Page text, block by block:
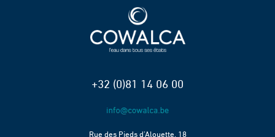
+32 (0)81 14 06 00
Rue des Pieds d’Alouette, 18